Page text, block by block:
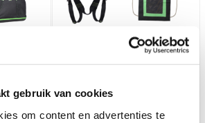
gebruik van cookies
om content en advertenties te
Complete set valbeveiliging
Hoogwerker Harnas 2